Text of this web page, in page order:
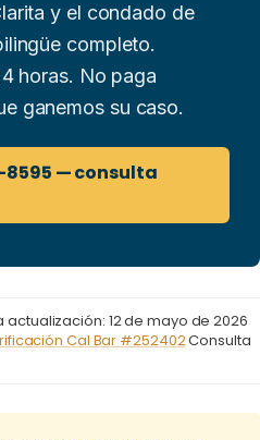
y el condado de
completo.
horas. No paga
ganemos su caso.
8595 — consulta
actualización: 12 de mayo de 2026
Cal Bar #252402Consulta